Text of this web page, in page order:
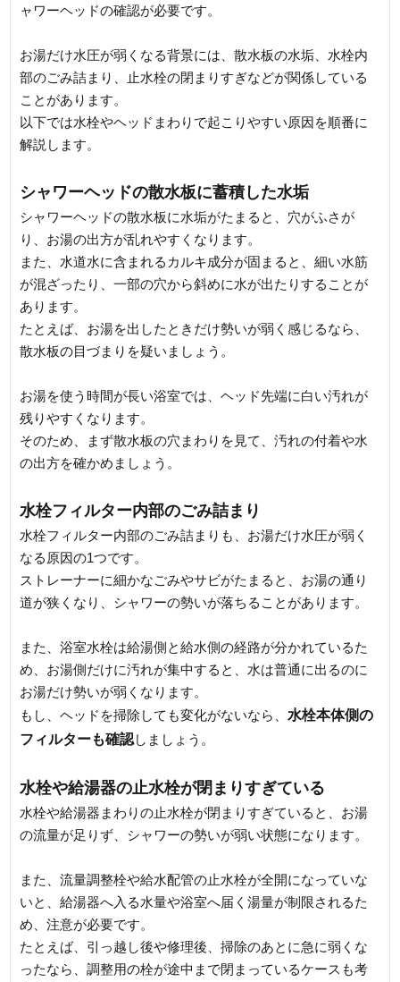
ャワーヘッドの確認が必要です。
お湯だけ水圧が弱くなる背景には、散水板の水垢、水栓内
部のごみ詰まり、止水栓の閉まりすぎなどが関係している
ことがあります。
以下では水栓やヘッドまわりで起こりやすい原因を順番に
解説します。
シャワーヘッドの散水板に蓄積した水垢
シャワーヘッドの散水板に水垢がたまると、穴がふさが
り、お湯の出方が乱れやすくなります。
また、水道水に含まれるカルキ成分が固まると、細い水筋
が混ざったり、一部の穴から斜めに水が出たりすることが
あります。
たとえば、お湯を出したときだけ勢いが弱く感じるなら、
散水板の目づまりを疑いましょう。
お湯を使う時間が長い浴室では、ヘッド先端に白い汚れが
残りやすくなります。
そのため、まず散水板の穴まわりを見て、汚れの付着や水
の出方を確かめましょう。
水栓フィルター内部のごみ詰まり
水栓フィルター内部のごみ詰まりも、お湯だけ水圧が弱く
なる原因の1つです。
ストレーナーに細かなごみやサビがたまると、お湯の通り
道が狭くなり、シャワーの勢いが落ちることがあります。
また、浴室水栓は給湯側と給水側の経路が分かれているた
め、お湯側だけに汚れが集中すると、水は普通に出るのに
お湯だけ勢いが弱くなります。
もし、ヘッドを掃除しても変化がないなら、 水栓本体側の
フィルターも確認しましょう。
水栓や給湯器の止水栓が閉まりすぎている
水栓や給湯器まわりの止水栓が閉まりすぎていると、お湯
の流量が足りず、シャワーの勢いが弱い状態になります。
また、流量調整栓や給水配管の止水栓が全開になっていな
いと、給湯器へ入る水量や浴室へ届く湯量が制限されるた
め、注意が必要です。
たとえば、引っ越し後や修理後、掃除のあとに急に弱くな
ったなら、調整用の栓が途中まで閉まっているケースも考